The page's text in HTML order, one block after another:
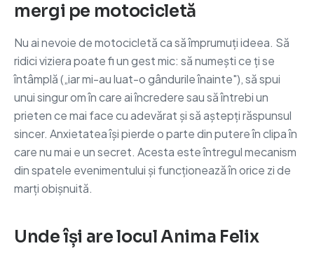
mergi pe motocicletă
Nu ai nevoie de motocicletă ca să împrumuți ideea. Să
ridici viziera poate fi un gest mic: să numești ce ți se
întâmplă („iar mi-au luat-o gândurile înainte"), să spui
unui singur om în care ai încredere sau să întrebi un
prieten ce mai face cu adevărat și să aștepți răspunsul
sincer. Anxietatea își pierde o parte din putere în clipa în
care nu mai e un secret. Acesta este întregul mecanism
din spatele evenimentului și funcționează în orice zi de
marți obișnuită.
Unde își are locul Anima Felix